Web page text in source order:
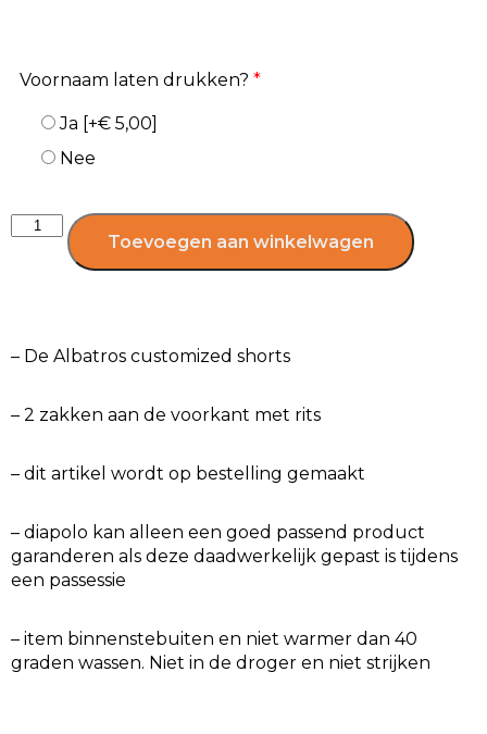
Voornaam laten drukken? *
Ja [+€ 5,00]
Nee
Toevoegen aan winkelwagen
– De Albatros customized shorts
– 2 zakken aan de voorkant met rits
– dit artikel wordt op bestelling gemaakt
– diapolo kan alleen een goed passend product
garanderen als deze daadwerkelijk gepast is tijdens
een passessie
– item binnenstebuiten en niet warmer dan 40
graden wassen. Niet in de droger en niet strijken